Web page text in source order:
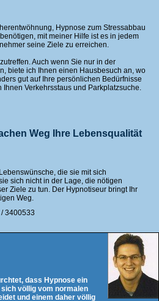
Hypnose zum Stressabbau
mit meiner Hilfe ist es in jedem
seine Ziele zu erreichen.
Auch wenn Sie nur in der
biete ich Ihnen einen Hausbesuch an, wo
gut auf Ihre persönlichen Bedürfnisse
Verkehrsstaus und Parkplatzsuche.
Weg Ihre Lebensqualität
die sie mit sich
sich nicht in der Lage, die nötigen
Ziele zu tun. Der Hypnotiseur bringt Ihr
Weg.
3400533
dass Hypnose ein
völlig vom normalen
und einem daher völlig